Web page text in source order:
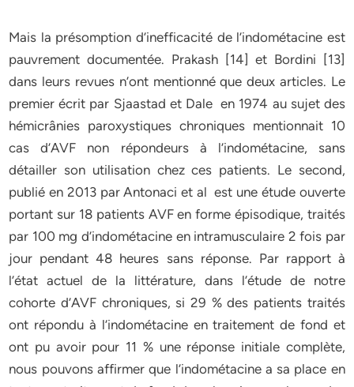
Mais la présomption d’inefficacité de l’indométacine est
pauvrement documentée. Prakash [14] et Bordini [13]
dans leurs revues n’ont mentionné que deux articles. Le
premier écrit par Sjaastad et Dale en 1974 au sujet des
hémicrânies paroxystiques chroniques mentionnait 10
cas d’AVF non répondeurs à l’indométacine, sans
détailler son utilisation chez ces patients. Le second,
publié en 2013 par Antonaci et al est une étude ouverte
portant sur 18 patients AVF en forme épisodique, traités
par 100 mg d’indométacine en intramusculaire 2 fois par
jour pendant 48 heures sans réponse. Par rapport à
l’état actuel de la littérature, dans l’étude de notre
cohorte d’AVF chroniques, si 29 % des patients traités
ont répondu à l’indométacine en traitement de fond et
ont pu avoir pour 11 % une réponse initiale complète,
nous pouvons affirmer que l’indométacine a sa place en